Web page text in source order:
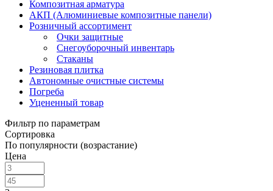
Композитная арматура
АКП (Алюминиевые композитные панели)
Розничный ассортимент
Очки защитные
Снегоуборочный инвентарь
Стаканы
Резиновая плитка
Автономные очистные системы
Погреба
Уцененный товар
Фильтр по параметрам
Сортировка
По популярности (возрастание)
Цена